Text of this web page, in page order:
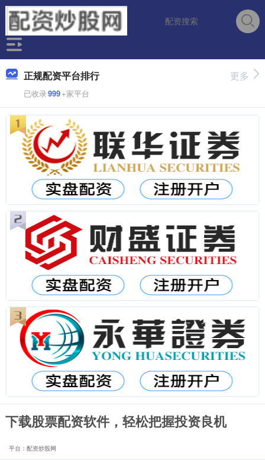
正规配资平台排行
已收录999+家平台
更多
下载股票配资软件，轻松把握投资良机
平台：配资炒股网